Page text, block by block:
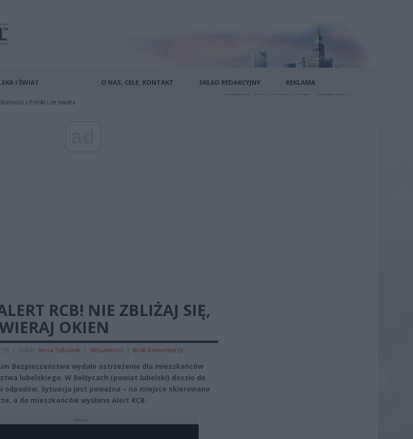
I ŚWIAT
z Polski i ze świata
O NAS, CELE, KONTAKT SKŁAD REDAKCYJNY REKLAMA
RCB! NIE ZBLIŻAJ SIĘ,
OKIEN
| Autor: Anna Szkutnik | Aktualności | Brak komentarzy
Bezpieczeństwa wydało ostrzeżenie dla mieszkańców
lubelskiego. W Bełżycach (powiat lubelski) doszło do
odpadów. Sytuacja jest poważna – na miejsce skierowano
a do mieszkańców wysłano Alert RCB.